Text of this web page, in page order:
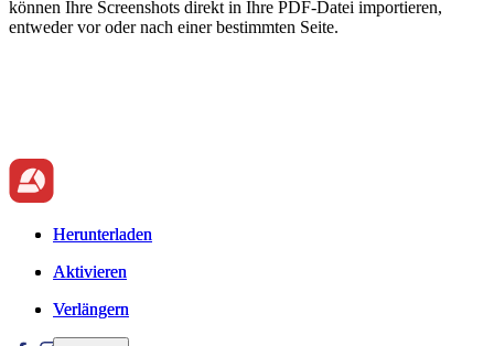
können Ihre Screenshots direkt in Ihre PDF-Datei importieren,
entweder vor oder nach einer bestimmten Seite.
Herunterladen
Aktivieren
Verlängern
Herunterladen
Aktivieren
Verlängern